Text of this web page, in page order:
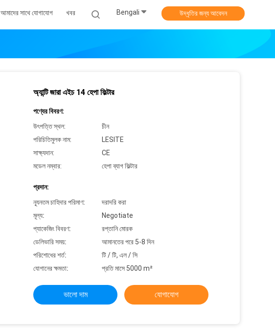
আমাদের সাথে যোগাযোগ খবর Bengali উদ্ধৃতির জন্য আবেদন
অ্যান্টি জারা এইচ 14 হেপা ফিল্টার
পণ্যের বিবরণ:
উৎপত্তি স্থল:
চীন
পরিচিতিমুলক নাম:
LESITE
সাক্ষ্যদান:
CE
মডেল নম্বার:
হেপা ব্যাগ ফিল্টার
প্রদান:
ন্যূনতম চাহিদার পরিমাণ:
দরাদরি করা
মূল্য:
Negotiate
প্যাকেজিং বিবরণ:
রপ্তানি মোরক
ডেলিভারি সময়:
আমানতের পরে 5-8 দিন
পরিশোধের শর্ত:
টি / টি, এল / সি
যোগানের ক্ষমতা:
প্রতি মাসে 5000 m²
ভালো দাম যোগাযোগ